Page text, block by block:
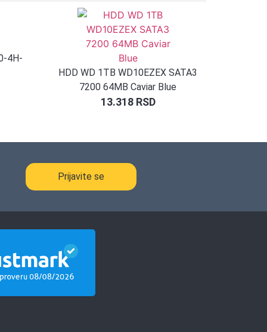
4H-
HDD WD 1TB WD10EZEX SATA3
7200 64MB Caviar Blue
13.318 RSD
Prijavite se